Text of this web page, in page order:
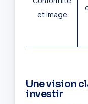
et image
Une vision
investir